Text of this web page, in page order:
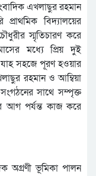
এখলাছুর রহমান
বিদ্যালয়ের
স্মৃতিচারণ করে
মধ্যে প্রিয় দুই
যাহ সহজে পূরণ হওয়ার
রহমান ও আম্বিয়া
সংগঠনের সাথে সম্পৃক্ত
আগ পর্যন্ত কাজ করে
অগ্রণী ভূমিকা পালন